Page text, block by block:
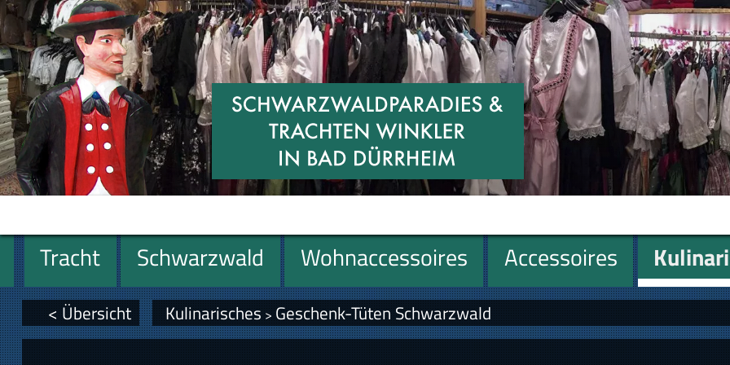
Tracht Schwarzwald Wohnaccessoires Accessoires
Miniaturen
Geschenke
< Übersicht Kulinarisches > Geschenk-Tüten Schwarzwald